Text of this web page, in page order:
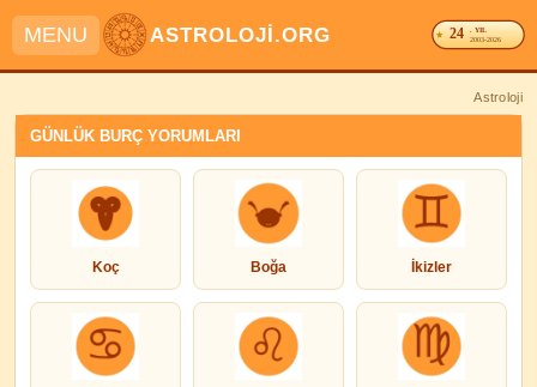
MENU ASTROLOJİ.ORG 24 . YIL
2003-2026
Astroloji
GÜNLÜK BURÇ YORUMLARI
Koç Boğa İkizler